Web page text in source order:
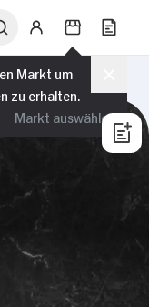
Markt um
zu erhalten.
Markt auswählen